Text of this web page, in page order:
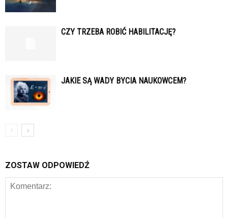
CZY TRZEBA ROBIĆ HABILITACJĘ?
JAKIE SĄ WADY BYCIA NAUKOWCEM?
ZOSTAW ODPOWIEDŹ